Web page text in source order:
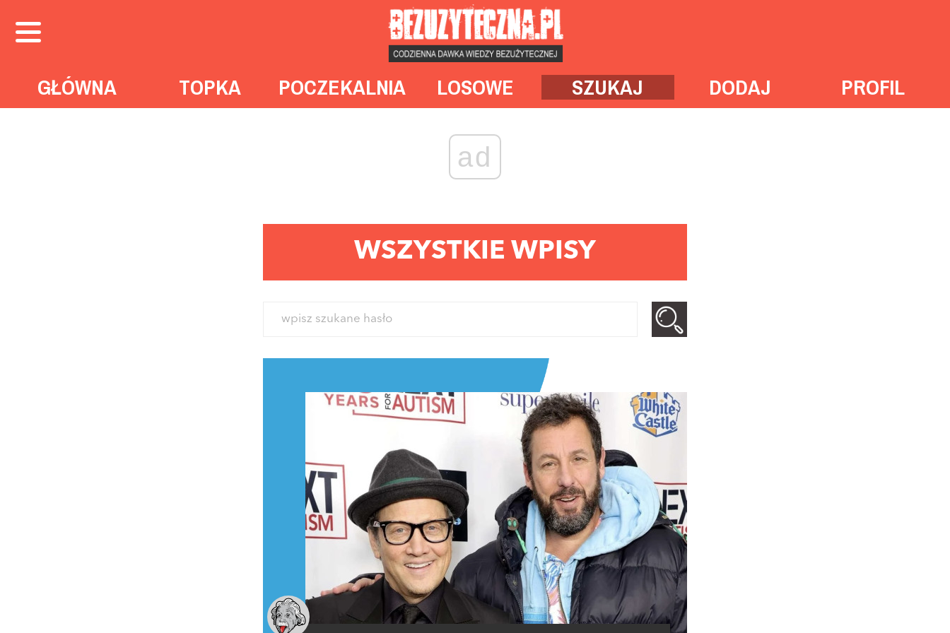
GŁÓWNA TOPKA POCZEKALNIA LOSOWE SZUKAJ DODAJ PROFIL
ad
WSZYSTKIE WPISY